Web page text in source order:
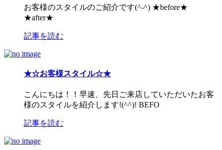
お客様のスタイルのご紹介です(^-^) ★before★
★after★
記事を読む
★☆お客様スタイル☆★
こんにちは！！早速、先日ご来店していただいたお客
様のスタイルを紹介します!(^^)! BEFO
記事を読む